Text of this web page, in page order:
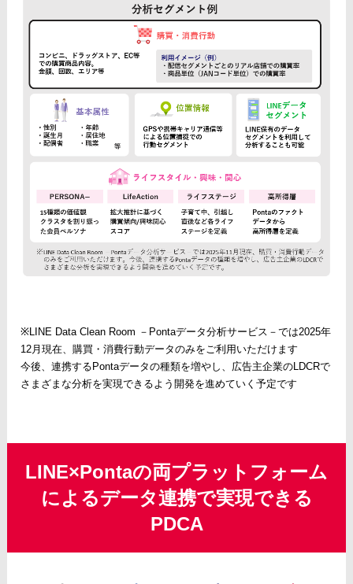
※LINE Data Clean Room －Pontaデータ分析サービス－では2025年
12月現在、購買・消費行動データのみをご利用いただけます
今後、連携するPontaデータの種類を増やし、広告主企業のLDCRで
さまざまな分析を実現できるよう開発を進めていく予定です
LINE×Pontaの両プラットフォーム
によるデータ連携で実現できる
PDCA